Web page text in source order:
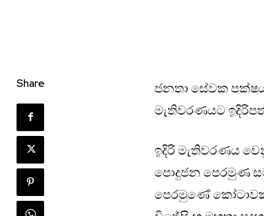
Share
ජනතා සේවක
මැතිවරණයට
ඉදිරි මැතිවරණය
පොදුජන පෙරමුණ
පෙරමුණේ